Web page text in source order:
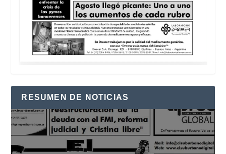
RESUMEN DE NOTICIAS
Reproductor
de
vídeo